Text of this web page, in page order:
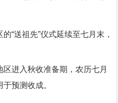
“送祖先”仪式延续至七月末，
区进入秋收准备期，农历七月
预测收成。